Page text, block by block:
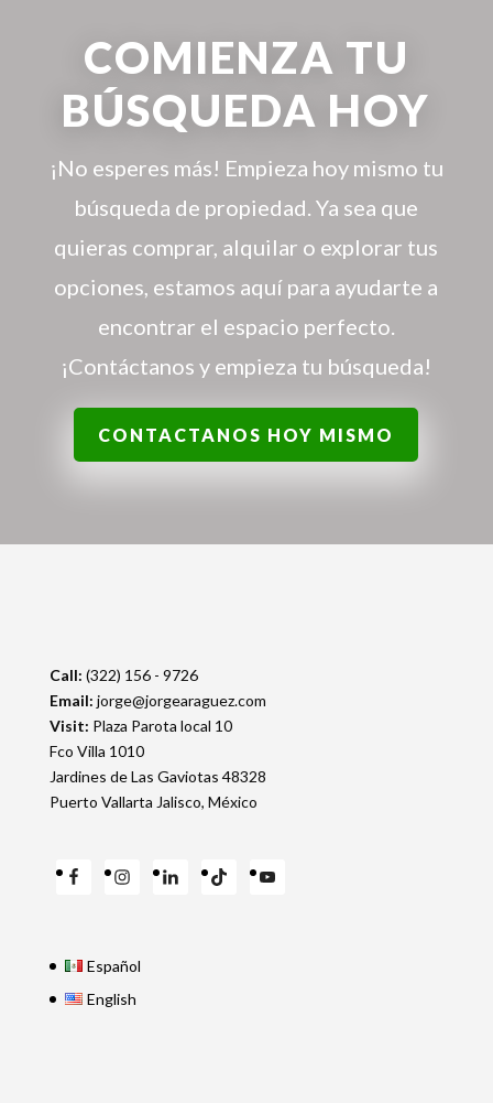
COMIENZA TU
BÚSQUEDA HOY
¡No esperes más! Empieza hoy mismo tu
búsqueda de propiedad. Ya sea que
quieras comprar, alquilar o explorar tus
opciones, estamos aquí para ayudarte a
encontrar el espacio perfecto.
¡Contáctanos y empieza tu búsqueda!
CONTACTANOS HOY MISMO
Call: (322) 156 - 9726
Email: jorge@jorgearaguez.com
Visit: Plaza Parota local 10
Fco Villa 1010
Jardines de Las Gaviotas 48328
Puerto Vallarta Jalisco, México
Español
English